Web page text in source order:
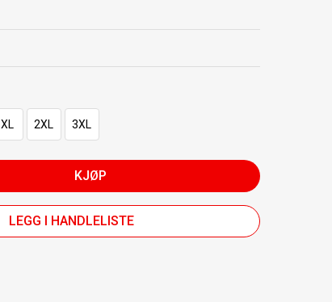
XL 2XL 3XL
KJØP
LEGG I HANDLELISTE